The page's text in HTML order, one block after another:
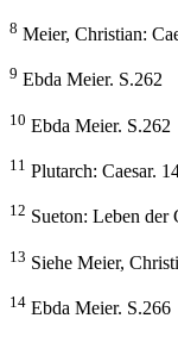
8 Meier, Christian:
9 Ebda Meier. S.262
10 Ebda Meier. S.262
11 Plutarch: Caesar.
12 Sueton: Leben der
13 Siehe Meier,
14 Ebda Meier. S.266